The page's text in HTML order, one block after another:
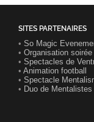
SITES PARTENAIRES
• So Magic
• Organisation
• Spectacles de
• Animation football
• Spectacle
• Duo de Mentalistes